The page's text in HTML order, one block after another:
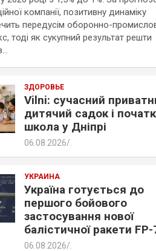
компанії, позитивну динаміку
передусім оборонно-
тоді як сукупний результат решти
ЗДОРОВЬЕ
Vilni: сучасний
дитячий садок і
школа у Дніпрі
06.08.2026
УКРАИНА
Україна готується до
першого бойового
застосування нової
балістичної ракети FP-
06.08.2026